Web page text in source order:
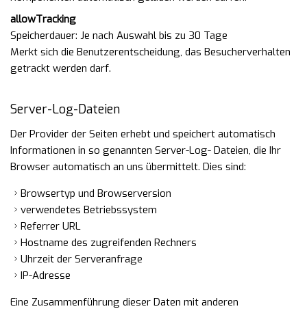
allowTracking
Speicherdauer Je nach Auswahl bis zu 30 Tage
Merkt sich die Benutzerentscheidung, das Besucherverhalten
getrackt werden darf.
Server-Log-Dateien
Der Provider der Seiten erhebt und speichert automatisch
Informationen in so genannten Server-Log- Dateien, die Ihr
Browser automatisch an uns übermittelt. Dies sind:
Browsertyp und Browserversion
verwendetes Betriebssystem
Referrer URL
Hostname des zugreifenden Rechners
Uhrzeit der Serveranfrage
IP-Adresse
Eine Zusammenführung dieser Daten mit anderen